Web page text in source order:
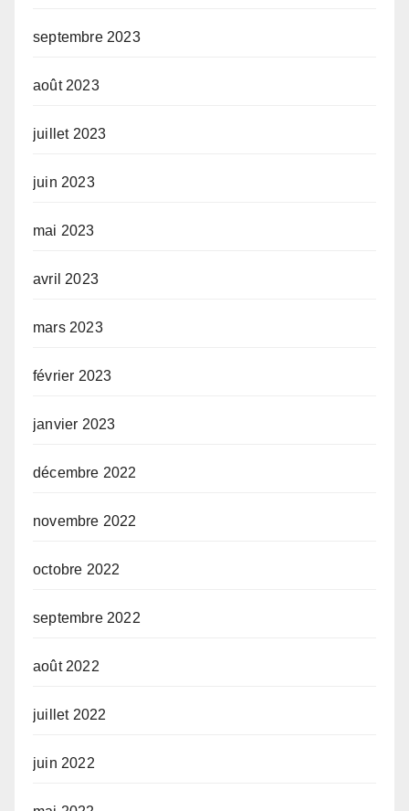
septembre 2023
août 2023
juillet 2023
juin 2023
mai 2023
avril 2023
mars 2023
février 2023
janvier 2023
décembre 2022
novembre 2022
octobre 2022
septembre 2022
août 2022
juillet 2022
juin 2022